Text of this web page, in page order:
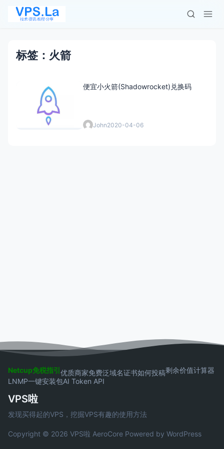
标签：火箭
便宜小火箭(Shadowrocket)兑换码
John2020-04-06
Netcup免税指引优质商家免费泛域名证书如何投稿剩余价值计算器
LNMP一键安装包AI Token API
VPS啦
发现买得起的VPS，挖掘VPS有趣的使用方法
Copyright © 2026 VPS啦 AeroCore Powered by WordPress